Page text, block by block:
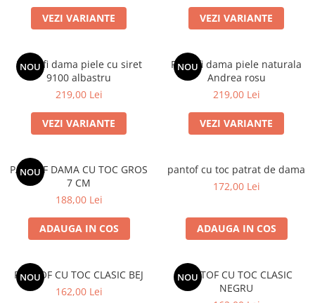
VEZI VARIANTE VEZI VARIANTE
NOU
Pantofi dama piele cu siret
9100 albastru
219,00 Lei
VEZI VARIANTE
NOU
Pantofi dama piele naturala
Andrea rosu
219,00 Lei
VEZI VARIANTE
NOU
PANTOF DAMA CU TOC GROS
7 CM
188,00 Lei
ADAUGA IN COS
pantof cu toc patrat de dama
172,00 Lei
ADAUGA IN COS
NOU
PANTOF CU TOC CLASIC BEJ
162,00 Lei
NOU
PANTOF CU TOC CLASIC
NEGRU